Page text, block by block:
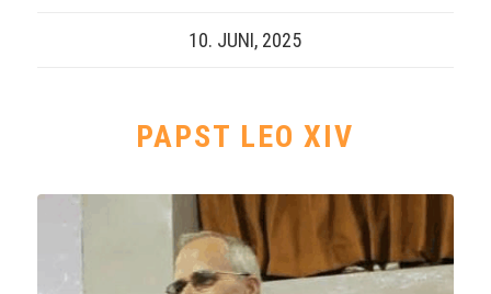
10. JUNI, 2025
PAPST LEO XIV